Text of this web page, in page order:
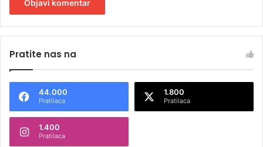
t
n
Pratite nas na
44.000
Pratilaca
1.800
Pratilaca
1.400
Pratilaca